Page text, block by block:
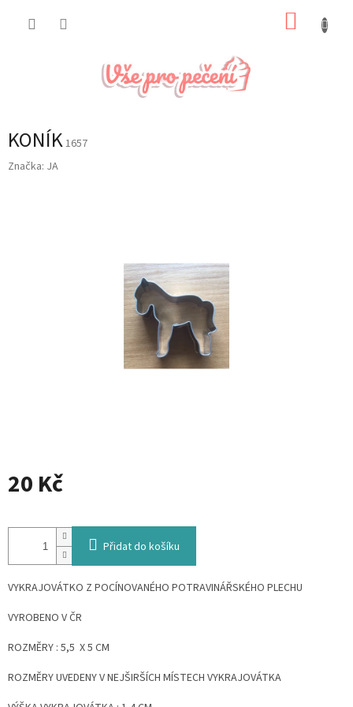
KONÍK1657
Značka: JA
20 Kč
cena:
Přidat do košíku
VYKRAJOVÁTKO Z POCÍNOVANÉHO POTRAVINÁŘSKÉHO PLECHU
VYROBENO V ČR
ROZMĚRY : 5,5 X 5 CM
ROZMĚRY UVEDENY V NEJŠIRŠÍCH MÍSTECH VYKRAJOVÁTKA